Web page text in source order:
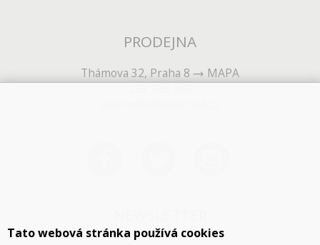
PRODEJNA
Thámova 32, Praha 8
MAPA
Tato webová stránka používá cookies